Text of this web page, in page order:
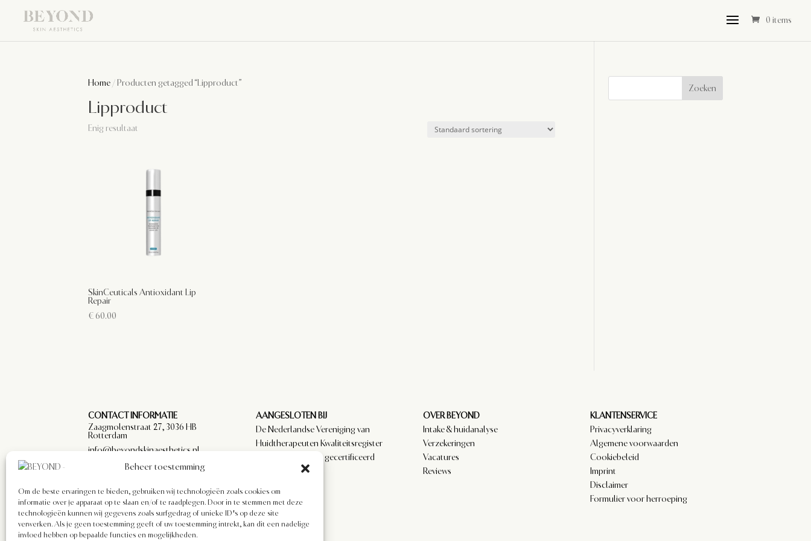
Beheer toestemming
Om de beste ervaringen te bieden, gebruiken wij technologieën zoals cookies om
informatie over je apparaat op te slaan en/of te raadplegen. Door in te stemmen met deze
technologieën kunnen wij gegevens zoals surfgedrag of unieke ID's op deze site
verwerken. Als je geen toestemming geeft of uw toestemming intrekt, kan dit een nadelige
invloed hebben op bepaalde functies en mogelijkheden.
0 items
Home / Producten getagged “Lipproduct”
Lipproduct
Enig resultaat
SkinCeuticals Antioxidant Lip
Repair
€ 60.00
Zoeken
CONTACT INFORMATIE
Zaagmolenstraat 27, 3036 HB
Rotterdam
info@beyondskinaesthetics.nl
AANGESLOTEN BIJ
De Nederlandse Vereniging van
Huidtherapeuten Kwaliteitsregister
Paramedici. NVCG gecertificeerd
OVER BEYOND
Intake & huidanalyse
Verzekeringen
Vacatures
Reviews
KLANTENSERVICE
Privacyverklaring
Algemene voorwaarden
Cookiebeleid
Imprint
Disclaimer
Formulier voor herroeping